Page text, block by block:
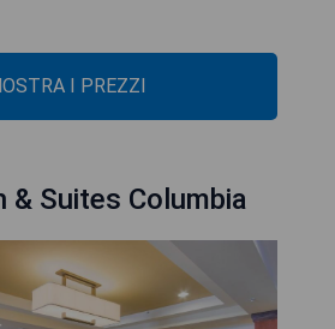
I PREZZI
& Suites Columbia